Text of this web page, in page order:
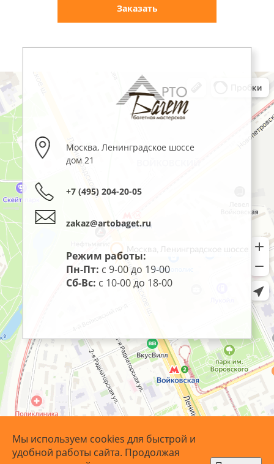
Заказать
Москва,Ленинградское шоссе
дом 21
+7 (495) 204-20-05
zakaz@artobaget.ru
Режим работы:
Пн-Пт: с 9-00 до 19-00
Сб-Вс: с 10-00 до 18-00
Мы используем cookies для быстрой и
удобной работы сайта. Продолжая